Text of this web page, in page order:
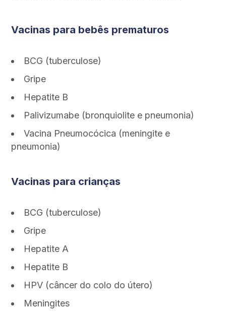
Vacinas para bebês prematuros
BCG (tuberculose)
Gripe
Hepatite B
Palivizumabe (bronquiolite e pneumonia)
Vacina Pneumocócica (meningite e
pneumonia)
Vacinas para crianças
BCG (tuberculose)
Gripe
Hepatite A
Hepatite B
HPV (câncer do colo do útero)
Meningites